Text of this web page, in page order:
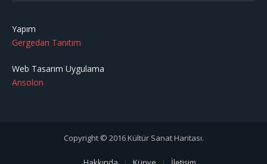
Yapım
Gergedan Tanıtım
Web Tasarım Uygulama
Ansolon
Copyright © 2016 Kültür Sanat Haritası.